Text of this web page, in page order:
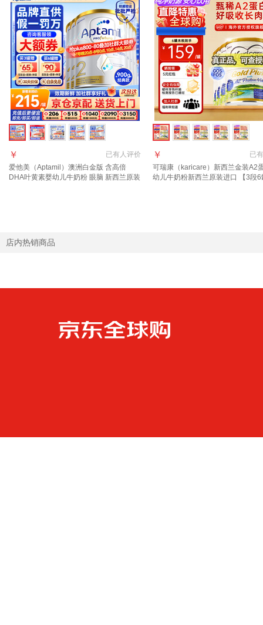
已有人评价
￥
爱他美（Aptamil）澳洲白金版 含高倍
DHA叶黄素婴幼儿牛奶粉 眼脑 新西兰原装
已有
￥
可瑞康（karicare）新西兰金装A2
幼儿牛奶粉新西兰原装进口 【3段6
店内热销商品